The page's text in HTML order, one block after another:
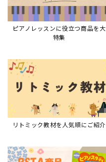
ピアノレッスンに役立つ商品を大
特集
リトミック教材を人気順にご紹介